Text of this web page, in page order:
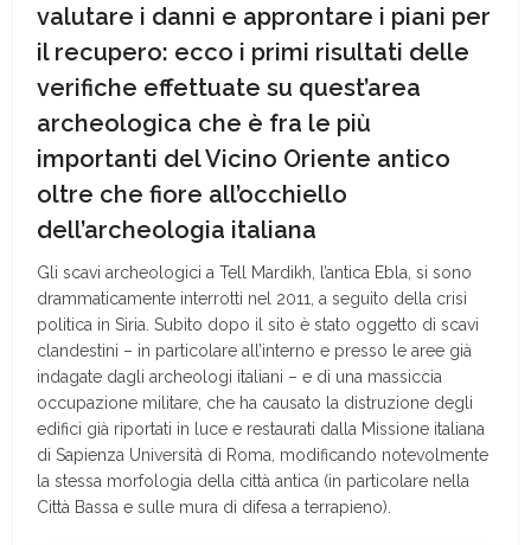
valutare i danni e approntare i piani per
il recupero: ecco i primi risultati delle
verifiche effettuate su quest’area
archeologica che è fra le più
importanti del Vicino Oriente antico
oltre che fiore all’occhiello
dell’archeologia italiana
G li scavi archeologici a Tell Mardikh, l’antica Ebla, si sono
drammaticamente interrotti nel 2011, a seguito della crisi
politica in Siria. Subito dopo il sito è stato oggetto di scavi
clandestini – in particolare all’interno e presso le aree già
indagate dagli archeologi italiani – e di una massiccia
occupazione militare, che ha causato la distruzione degli
edifici già riportati in luce e restaurati dalla Missione italiana
di Sapienza Università di Roma, modificando notevolmente
la stessa morfologia della città antica (in particolare nella
Città Bassa e sulle mura di difesa a terrapieno).